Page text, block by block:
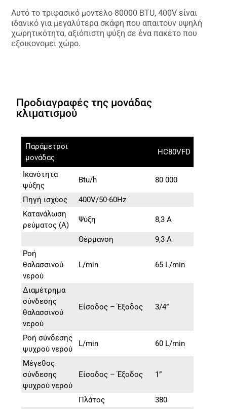
Αυτό το τριφασικό μοντέλο 80000 BTU, 400V είναι
ιδανικό για μεγαλύτερα σκάφη που απαιτούν υψηλή
χωρητικότητα, αξιόπιστη ψύξη σε ένα πακέτο που
εξοικονομεί χώρο.
Προδιαγραφές της μονάδας
κλιματισμού
Παράμετροι
μονάδας
HC80VFD
Ικανότητα
ψύξης
Btu/h 80 000
Πηγή ισχύος
400V/50-60Hz
Κατανάλωση
ρεύματος (A)
Ψύξη 8,3 A
Θέρμανση
9,3 A
Ροή
θαλασσινού
νερού
L/min 65 L/min
Διαμέτρημα
σύνδεσης
θαλασσινού
νερού
Είσοδος – Έξοδος 3/4”
Ροή σύνδεσης
ψυχρού νερού
L/min 60 L/min
Μέγεθος
σύνδεσης
ψυχρού νερού
Είσοδος – Έξοδος 1”
Πλάτος
380